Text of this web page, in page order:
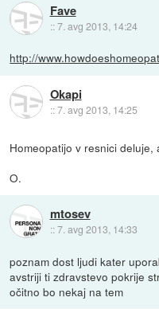
Fave
::7. avg 2013, 14:24
http://
Okapi
::7. avg 2013, 14:25
Homeopatijo v resnici
O.
mtosev
::7. avg 2013, 14:33
poznam dost ljudi kater
avstriji ti zdravstevo pokrije
očitno bo nekaj na tem